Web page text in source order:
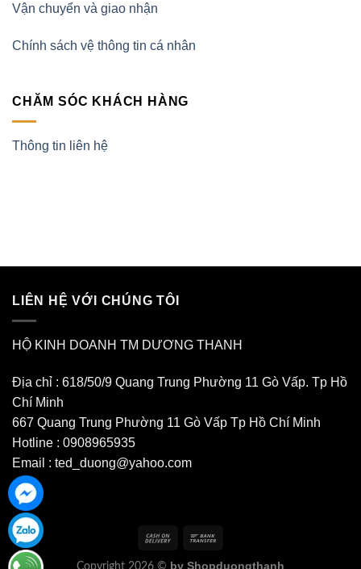
Vận chuyển và giao nhận
Chính sách vệ thông tin cá nhân
CHĂM SÓC KHÁCH HÀNG
Thông tin liên hệ
LIÊN HỆ VỚI CHÚNG TÔI
HỘ KINH DOANH TM DƯƠNG THANH
Địa chỉ : 618/50/9 Quang Trung Phường 11 Gò Vấp. Tp Hồ
Chí Minh
667 Quang Trung Phường 11 Gò Vấp Tp Hồ Chí Minh
Hotline : 0908965935
Email : ted_duong@yahoo.com
Copyright 2026 © by Shopduongthanh